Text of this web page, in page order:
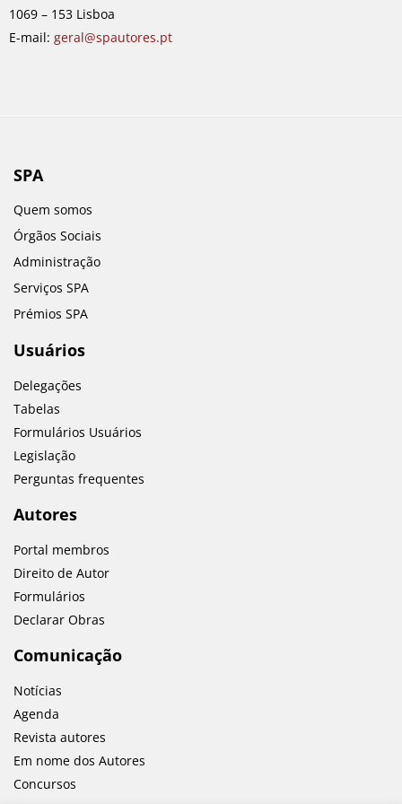
m
1069 – 153 Lisboa
E-mail: geral@spautores.pt
SPA
Quem somos
Órgãos Sociais
Administração
Serviços SPA
Prémios SPA
Usuários
Delegações
Tabelas
Formulários Usuários
Legislação
Perguntas frequentes
Autores
Portal membros
Direito de Autor
Formulários
Declarar Obras
Comunicação
Notícias
Agenda
Revista autores
Em nome dos Autores
Concursos